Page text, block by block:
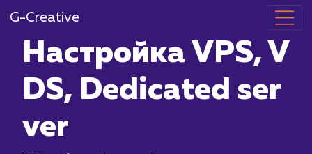
G-Creative
Настройка
DS,